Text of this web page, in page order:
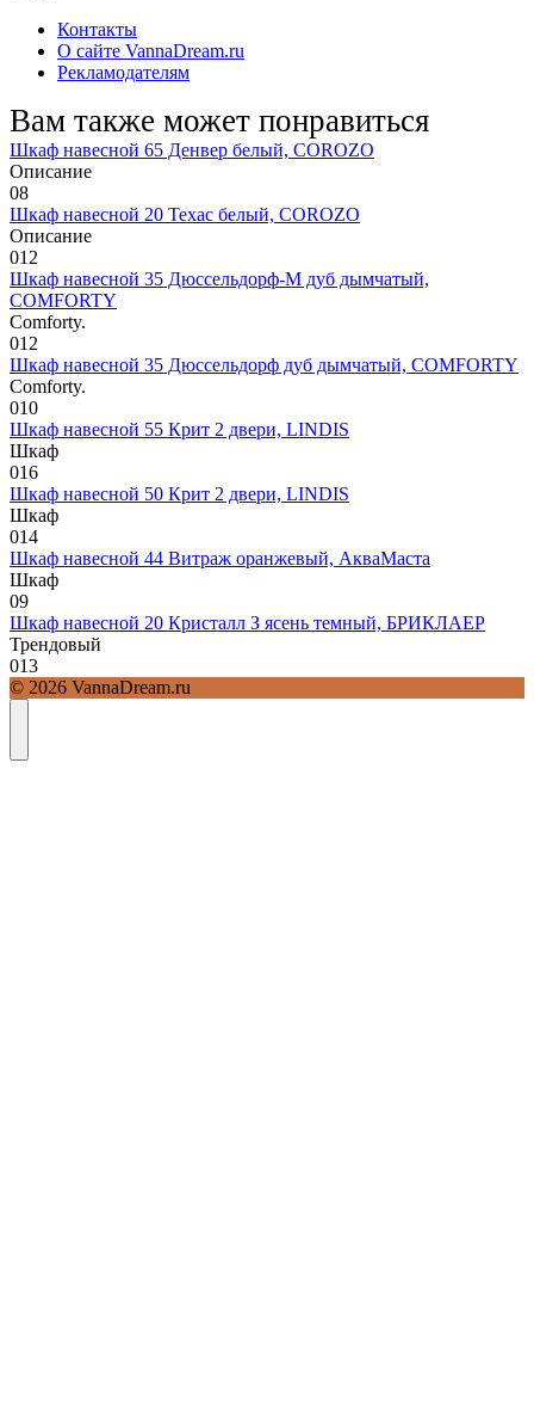
Контакты
О сайте VannaDream.ru
Рекламодателям
Вам также может понравиться
Шкаф навесной 65 Денвер белый, COROZO
Описание
08
Шкаф навесной 20 Техас белый, COROZO
Описание
012
Шкаф навесной 35 Дюссельдорф-М дуб дымчатый,
COMFORTY
Comforty.
012
Шкаф навесной 35 Дюссельдорф дуб дымчатый, COMFORTY
Comforty.
010
Шкаф навесной 55 Крит 2 двери, LINDIS
Шкаф
016
Шкаф навесной 50 Крит 2 двери, LINDIS
Шкаф
014
Шкаф навесной 44 Витраж оранжевый, АкваМаста
Шкаф
09
Шкаф навесной 20 Кристалл З ясень темный, БРИКЛАЕР
Трендовый
013
© 2026 VannaDream.ru